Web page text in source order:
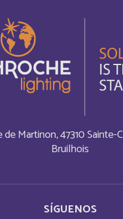
SÍGUENOS
de Martinon, 47310
Bruilhois
Saint-Eustache et Saba